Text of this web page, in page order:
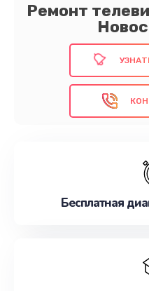
Ремонт
использованием
запчастей и
диагностики.
Поручите ремонт
Бесплатная